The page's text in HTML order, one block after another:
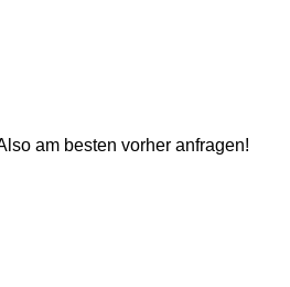
am besten vorher anfragen!